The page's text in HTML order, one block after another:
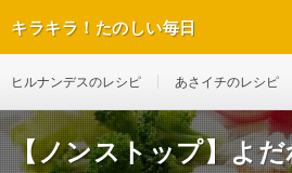
キラキラ！たのしい毎日
ヒルナンデスのレシピ あさイチのレシピ
【ノンストップ】よ